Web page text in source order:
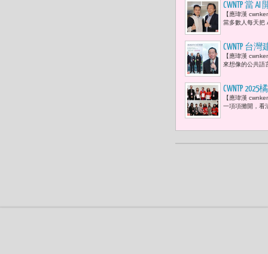
CWNTP 當
示，「 AI
【應瑋漢
當多數人每天把
CWNTP 台
濟的關鍵
【應瑋漢
來想像的公共語
CWNTP
Alexander
【應瑋漢
一項項攤開，